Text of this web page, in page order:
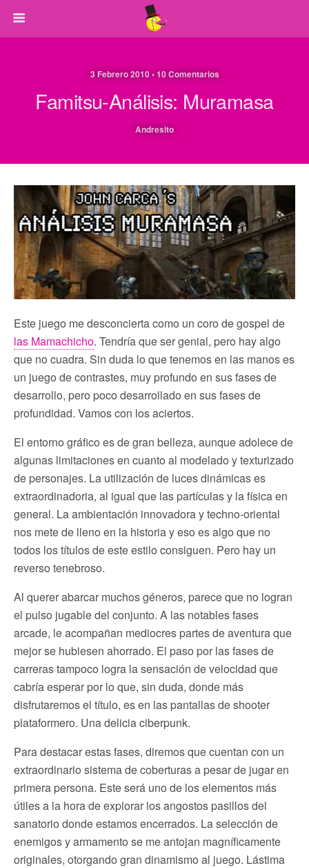
3 Febrero 2010 • 10 Comentarios
Famitsu-Análisis: Muramasa
Andresito
Este juego me desconcierta como un coro de gospel de
las Mamachicho. Tendría que ser genial, pero hay algo
que no cuadra. Sin duda lo que tenemos en las manos es
un juego de contrastes, muy profundo en sus fases de
desarrollo, pero poco desarrollado en sus fases de
profundidad. Vamos con los aciertos.
El entorno gráfico es de gran belleza, aunque adolece de
algunas limitaciones en cuanto al modelado y texturizado
de personajes. La utilización de luces dinámicas es
extraordinadoria, al igual que las partículas y la física en
general. La ambientación innovadora y techno-oriental
nos mete de lleno en la historia y eso es algo que no
todos los títulos de este estilo consiguen. Pero hay un
reverso tenebroso.
Al querer abarcar muchos géneros, parece que no logran
el pulso jugable del conjunto. A las notables fases
arcade, le acompañan mediocres partes de aventura que
mejor se hubiesen ahorrado. El paso por las fases de
carreras tampoco logra la sensación de velocidad que
cabría esperar por lo que, sin duda, donde más
disfrutaremos el título, es en las pantallas de shooter
plataformero. Una delicia ciberpunk.
Para destacar estas fases, diremos que cuentan con un
extraordinario sistema de coberturas a pesar de jugar en
primera persona. Este será uno de los elementos más
útiles a la hora de explorar los angostos pasillos del
sanatorio donde estamos encerrados. La selección de
enemigos y armamento se me antojan magníficamente
originales, otorgando gran dinamismo al juego. Lástima